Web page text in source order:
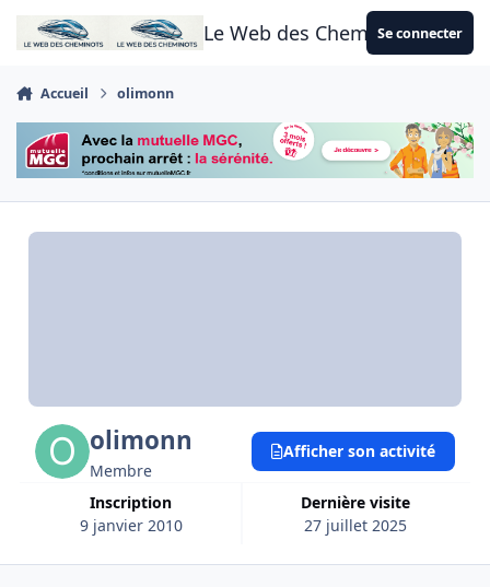
Aller au contenu
Le Web des CheminotsSe connecter
Accueil olimonn
olimonn
Membre
Inscription
9 janvier 2010
Dernière visite
27 juillet 2025
Afficher son activité